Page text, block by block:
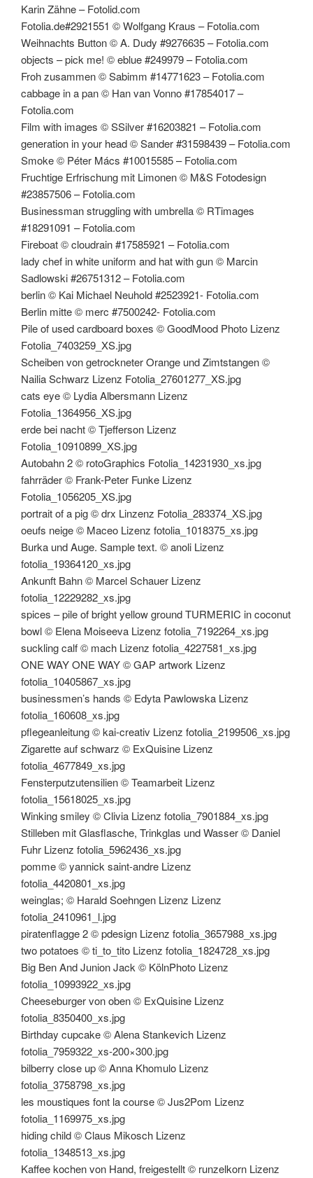
Karin Zähne – Fotolid.com
Fotolia.de#2921551 © Wolfgang Kraus – Fotolia.com
Weihnachts Button © A. Dudy #9276635 – Fotolia.com
objects – pick me! © eblue #249979 – Fotolia.com
Froh zusammen © Sabimm #14771623 – Fotolia.com
cabbage in a pan © Han van Vonno #17854017 –
Fotolia.com
Film with images © SSilver #16203821 – Fotolia.com
generation in your head © Sander #31598439 – Fotolia.com
Smoke © Péter Mács #10015585 – Fotolia.com
Fruchtige Erfrischung mit Limonen © M&S Fotodesign
#23857506 – Fotolia.com
Businessman struggling with umbrella © RTimages
#18291091 – Fotolia.com
Fireboat © cloudrain #17585921 – Fotolia.com
lady chef in white uniform and hat with gun © Marcin
Sadlowski #26751312 – Fotolia.com
berlin © Kai Michael Neuhold #2523921- Fotolia.com
Berlin mitte © merc #7500242- Fotolia.com
Pile of used cardboard boxes © GoodMood Photo Lizenz
Fotolia_7403259_XS.jpg
Scheiben von getrockneter Orange und Zimtstangen ©
Nailia Schwarz Lizenz Fotolia_27601277_XS.jpg
cats eye © Lydia Albersmann Lizenz
Fotolia_1364956_XS.jpg
erde bei nacht © Tjefferson Lizenz
Fotolia_10910899_XS.jpg
Autobahn 2 © rotoGraphics Fotolia_14231930_xs.jpg
fahrräder © Frank-Peter Funke Lizenz
Fotolia_1056205_XS.jpg
portrait of a pig © drx Linzenz Fotolia_283374_XS.jpg
oeufs neige © Maceo Lizenz fotolia_1018375_xs.jpg
Burka und Auge. Sample text. © anoli Lizenz
fotolia_19364120_xs.jpg
Ankunft Bahn © Marcel Schauer Lizenz
fotolia_12229282_xs.jpg
spices – pile of bright yellow ground TURMERIC in coconut
bowl © Elena Moiseeva Lizenz fotolia_7192264_xs.jpg
suckling calf © mach Lizenz fotolia_4227581_xs.jpg
ONE WAY ONE WAY © GAP artwork Lizenz
fotolia_10405867_xs.jpg
businessmen’s hands © Edyta Pawlowska Lizenz
fotolia_160608_xs.jpg
pflegeanleitung © kai-creativ Lizenz fotolia_2199506_xs.jpg
Zigarette auf schwarz © ExQuisine Lizenz
fotolia_4677849_xs.jpg
Fensterputzutensilien © Teamarbeit Lizenz
fotolia_15618025_xs.jpg
Winking smiley © Clivia Lizenz fotolia_7901884_xs.jpg
Stilleben mit Glasflasche, Trinkglas und Wasser © Daniel
Fuhr Lizenz fotolia_5962436_xs.jpg
pomme © yannick saint-andre Lizenz
fotolia_4420801_xs.jpg
weinglas; © Harald Soehngen Lizenz Lizenz
fotolia_2410961_l.jpg
piratenflagge 2 © pdesign Lizenz fotolia_3657988_xs.jpg
two potatoes © ti_to_tito Lizenz fotolia_1824728_xs.jpg
Big Ben And Junion Jack © KölnPhoto Lizenz
fotolia_10993922_xs.jpg
Cheeseburger von oben © ExQuisine Lizenz
fotolia_8350400_xs.jpg
Birthday cupcake © Alena Stankevich Lizenz
fotolia_7959322_xs-200×300.jpg
bilberry close up © Anna Khomulo Lizenz
fotolia_3758798_xs.jpg
les moustiques font la course © Jus2Pom Lizenz
fotolia_1169975_xs.jpg
hiding child © Claus Mikosch Lizenz
fotolia_1348513_xs.jpg
Kaffee kochen von Hand, freigestellt © runzelkorn Lizenz